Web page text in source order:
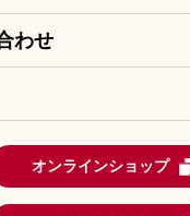
わせ
オンラインショップ